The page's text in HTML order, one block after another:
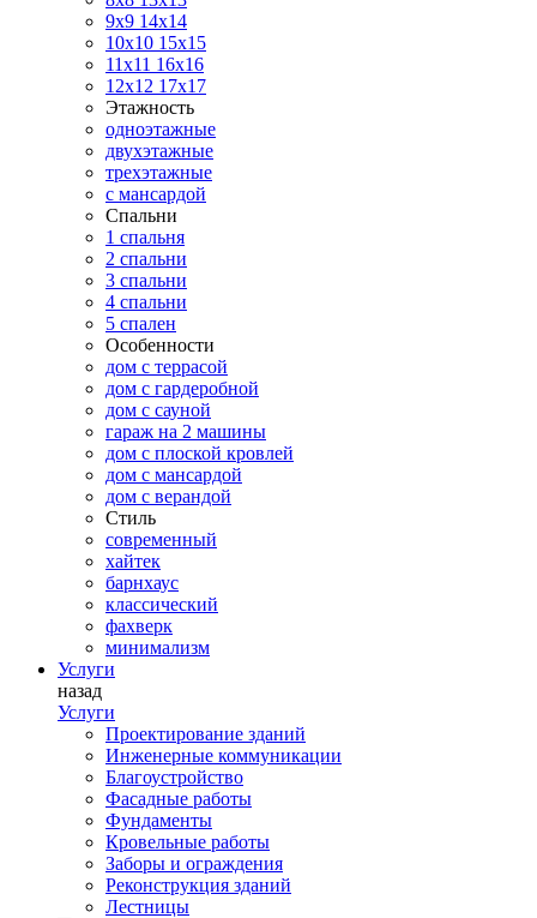
9х9 14х14
10х10 15х15
11x11 16х16
12х12 17х17
Этажность
одноэтажные
двухэтажные
трехэтажные
с мансардой
Спальни
1 спальня
2 спальни
3 спальни
4 спальни
5 спален
Особенности
дом с террасой
дом с гардеробной
дом с сауной
гараж на 2 машины
дом с плоской кровлей
дом с мансардой
дом с верандой
Стиль
современный
хайтек
барнхаус
классический
фахверк
минимализм
Услуги
назад
Услуги
Проектирование зданий
Инженерные коммуникации
Благоустройство
Фасадные работы
Фундаменты
Кровельные работы
Заборы и ограждения
Реконструкция зданий
Лестницы